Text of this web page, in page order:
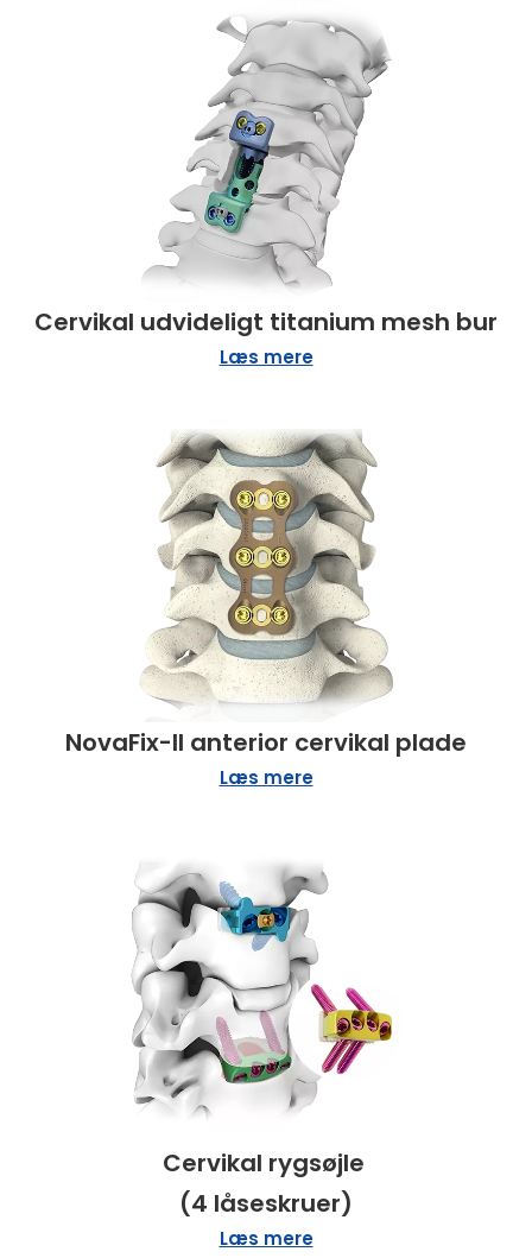
Cervikal udvideligt titanium mesh bur
Læs mere
NovaFix-II anterior cervikal plade
Læs mere
Cervikal rygsøjle
(4 låseskruer)
Læs mere